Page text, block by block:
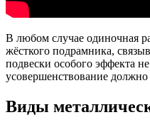
В любом случае одиночная
жёсткого подрамника,
подвески особого эффекта
усовершенствование
Виды